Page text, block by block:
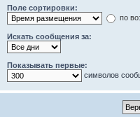
Поле сортировки:
по
Искать сообщения за:
Показывать первые:
символов